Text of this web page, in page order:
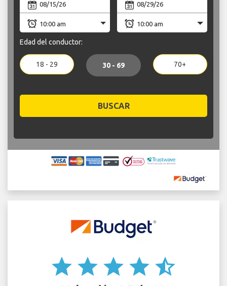
Edad del conductor:
18 - 29 30 - 69 70+
BUSCAR
star star star star star_half